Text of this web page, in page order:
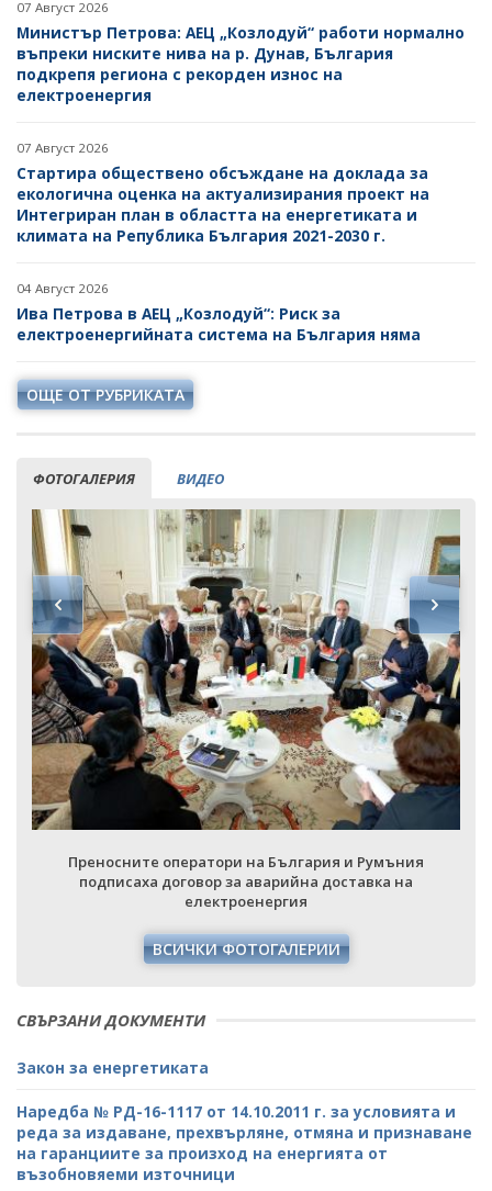
07 Август 2026
Министър Петрова: АЕЦ „Козлодуй“ работи нормално
въпреки ниските нива на р. Дунав, България
подкрепя региона с рекорден износ на
електроенергия
07 Август 2026
Стартира обществено обсъждане на доклада за
екологична оценка на актуализирания проект на
Интегриран план в областта на енергетиката и
климата на Република България 2021-2030 г.
04 Август 2026
Ива Петрова в АЕЦ „Козлодуй“: Риск за
електроенергийната система на България няма
ОЩЕ ОТ РУБРИКАТА
ФОТОГАЛЕРИЯ ВИДЕО
Преносните оператори на България и Румъния
подписаха договор за аварийна доставка на
електроенергия
ВСИЧКИ ФОТОГАЛЕРИИ
СВЪРЗАНИ ДОКУМЕНТИ
Закон за енергетиката
Наредба № РД-16-1117 от 14.10.2011 г. за условията и
реда за издаване, прехвърляне, отмяна и признаване
на гаранциите за произход на енергията от
възобновяеми източници